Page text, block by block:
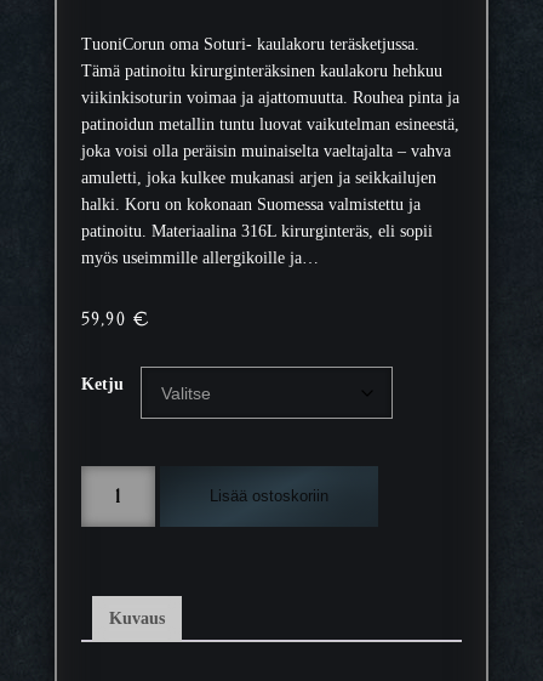
TuoniCorun oma Soturi- kaulakoru teräsketjussa.
Tämä patinoitu kirurginteräksinen kaulakoru hehkuu
viikinkisoturin voimaa ja ajattomuutta. Rouhea pinta ja
patinoidun metallin tuntu luovat vaikutelman esineestä,
joka voisi olla peräisin muinaiselta vaeltajalta – vahva
amuletti, joka kulkee mukanasi arjen ja seikkailujen
halki. Koru on kokonaan Suomessa valmistettu ja
patinoitu. Materiaalina 316L kirurginteräs, eli sopii
myös useimmille allergikoille ja…
59,90 €
Ketju
u
o
Lisää ostoskoriin
Kuvaus